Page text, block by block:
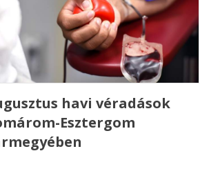
havi véradások
Esztergom